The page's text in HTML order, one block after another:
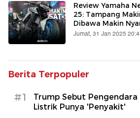
Review Yamaha
25: Tampang
Dibawa Makin
Jumat, 31 Jan 2025
Berita Terpopuler
#1
Trump Sebut Pengendara
Listrik Punya 'Penyakit'